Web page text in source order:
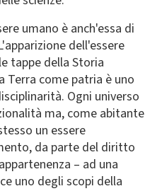
umano è anch'essa di
dell'essere
tappe della Storia
Terra come patria è uno
Ogni universo
ma, come abitante
un essere
da parte del diritto
– ad una
uno degli scopi della